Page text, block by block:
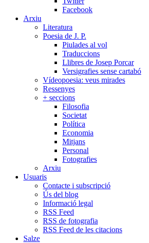
Facebook
Arxiu
Literatura
Poesia de J. P.
Piulades al vol
Traduccions
Llibres de Josep Porcar
Versigrafies sense cartabó
Vídeopoesia: veus mirades
Ressenyes
+ seccions
Filosofia
Societat
Política
Economia
Mitjans
Personal
Fotografies
Arxiu
Usuaris
Contacte i subscripció
Ús del blog
Informació legal
RSS Feed
RSS de fotografia
RSS Feed de les citacions
Salze